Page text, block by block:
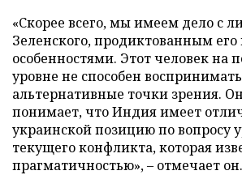
«Скорее всего, мы имеем дело с
Зеленского, продиктованным
особенностями. Этот человек на
уровне не способен воспринимать
альтернативные точки зрения.
понимает, что Индия имеет
украинской позицию по вопросу
текущего конфликта, которая
прагматичностью», – отмечает он.